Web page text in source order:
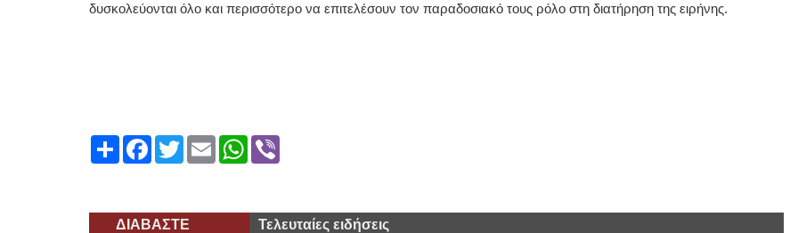
δυσκολεύονται όλο και περισσότερο να επιτελέσουν τον παραδοσιακό τους ρόλο στη διατήρηση της ειρήνης.
ShareFacebook
TwitterEmailWhatsApp
Viber
ΔΙΑΒΑΣΤΕ Τελευταίες ειδήσεις